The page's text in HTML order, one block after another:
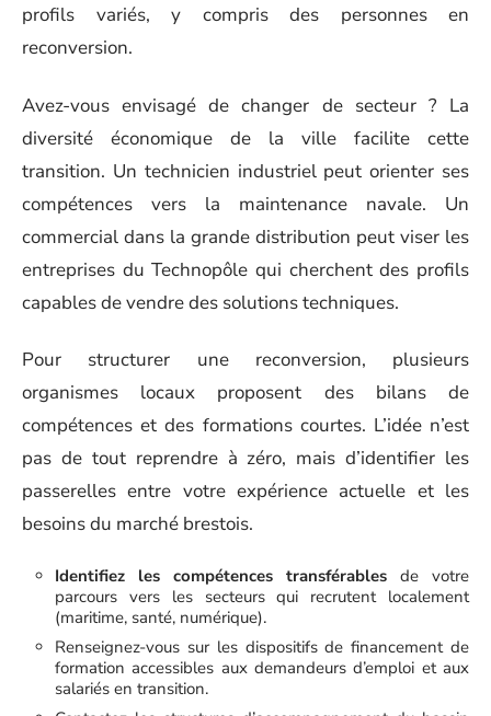
profils variés, y compris des personnes en
reconversion.
Avez-vous envisagé de changer de secteur ? La
diversité économique de la ville facilite cette
transition. Un technicien industriel peut orienter ses
compétences vers la maintenance navale. Un
commercial dans la grande distribution peut viser les
entreprises du Technopôle qui cherchent des profils
capables de vendre des solutions techniques.
Pour structurer une reconversion, plusieurs
organismes locaux proposent des bilans de
compétences et des formations courtes. L’idée n’est
pas de tout reprendre à zéro, mais d’identifier les
passerelles entre votre expérience actuelle et les
besoins du marché brestois.
Identifiez les compétences transférables de votre
parcours vers les secteurs qui recrutent localement
(maritime, santé, numérique).
Renseignez-vous sur les dispositifs de financement de
formation accessibles aux demandeurs d’emploi et aux
salariés en transition.